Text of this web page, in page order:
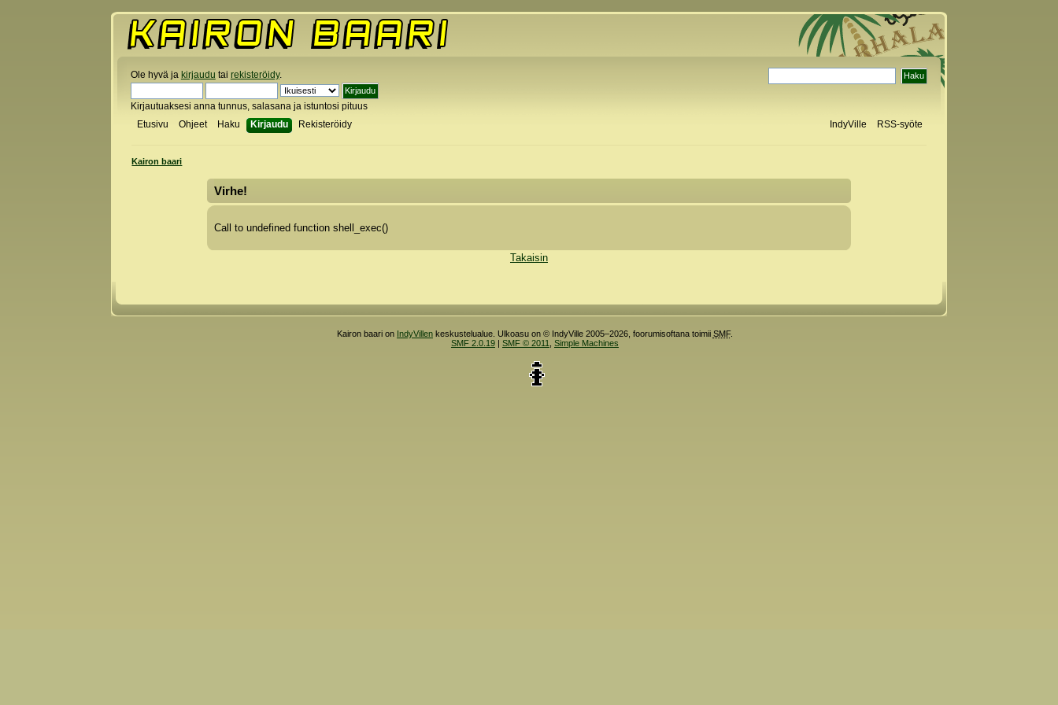
Ole hyvä ja kirjaudu tai rekisteröidy.
Kirjautuaksesi anna tunnus, salasana ja istuntosi pituus
Etusivu
Ohjeet Haku Kirjaudu Rekisteröidy IndyVille RSS-syöte
Kairon baari
Virhe!
Call to undefined function shell_exec()
Takaisin
Kairon baari on IndyVillenkeskustelualue. Ulkoasu on © IndyVille 2005–2026, foorumisoftana toimii SMF.
SMF 2.0.19| SMF © 2011 Simple Machines